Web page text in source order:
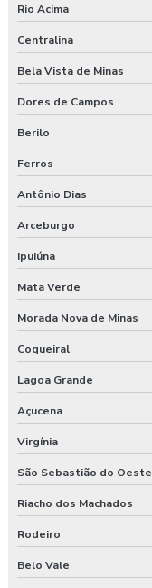
Rio Acima
Centralina
Bela Vista de Minas
Dores de Campos
Berilo
Ferros
Antônio Dias
Arceburgo
Ipuiúna
Mata Verde
Morada Nova de Minas
Coqueiral
Lagoa Grande
Açucena
Virgínia
São Sebastião do Oeste
Riacho dos Machados
Rodeiro
Belo Vale